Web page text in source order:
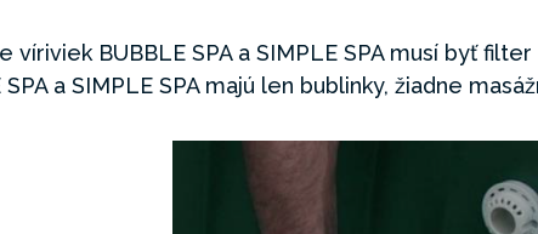
víriviek BUBBLE SPA a SIMPLE SPA musí byť
SPA a SIMPLE SPA majú len bublinky, žiadne